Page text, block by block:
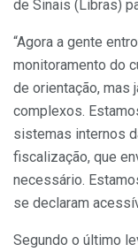
de Sinais (Libras)
“Agora a gente
monitoramento do
de orientação, mas
complexos.
sistemas internos
fiscalização, que
necessário.
se declaram
Segundo o último